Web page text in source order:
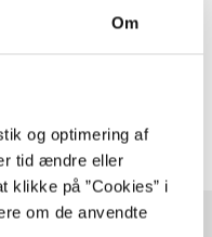
Om
og optimering af
tid ændre eller
på ”Cookies” i
om de anvendte
...